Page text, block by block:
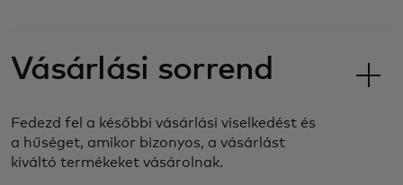
Vásárlási sorrend
Fedezd fel a későbbi vásárlási viselkedést és
a hűséget, amikor bizonyos, a vásárlást
kiváltó termékeket vásárolnak.